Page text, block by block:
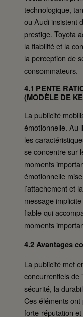
technologique,
ou Audi insistent
prestige. Toyota
la fiabilité et la
la perception de
consommateurs.
4.1 PENTE
(MODÈLE DE
La publicité
émotionnelle. Au
les
se concentre sur
moments
émotionnelle
l’attachement et
message
fiable qui
moments
4.2 Avantages
La publicité met
concurrentiels de
sécurité, la
Ces éléments
forte réputation